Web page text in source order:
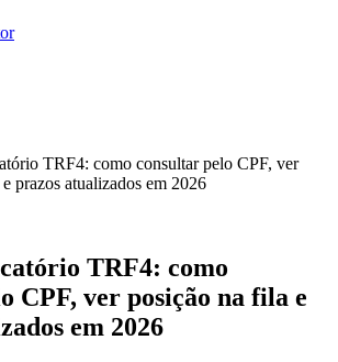
TRF4: como consultar pelo CPF, ver
prazos atualizados em 2026
TRF4: como
CPF, ver posição na fila e
em 2026